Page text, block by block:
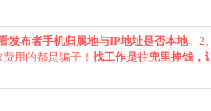
发布者手机归属地与IP地址是否本地。2
用的都是骗子！ 找工作是往兜里挣钱，